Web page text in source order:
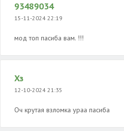
93489034
15-11-2024 22:19
мод топ пасиба вам. !!!
Хз
12-10-2024 21:35
Оч крутая взломка ураа пасиба